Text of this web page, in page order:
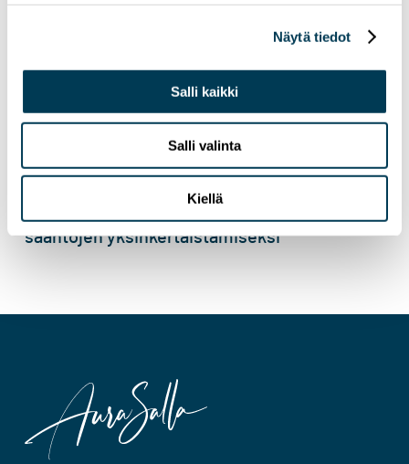
Näytä tiedot
Salli kaikki
Salli valinta
Kiellä
sääntöjen yksinkertaistamiseksi